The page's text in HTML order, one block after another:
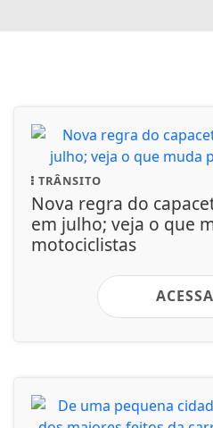
TRÂNSITO
Nova regra do
em julho; veja o que
motociclistas